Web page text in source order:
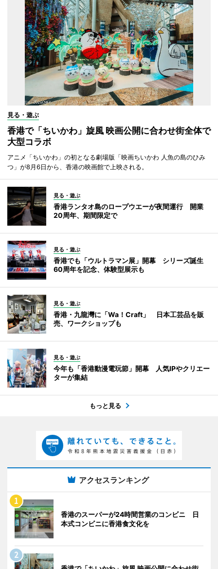
見る・遊ぶ
香港で「ちいかわ」旋風 映画公開に合わせ街全体で
大型コラボ
アニメ「ちいかわ」の初となる劇場版「映画ちいかわ 人魚の島のひみ
つ」が8月6日から、香港の映画館で上映される。
見る・遊ぶ
香港ランタオ島のロープウエーが夜間運行 開業
20周年、期間限定で
見る・遊ぶ
香港でも「ウルトラマン展」開幕 シリーズ誕生
60周年を記念、体験型展示も
見る・遊ぶ
香港・九龍灣に「Wa！Craft」 日本工芸品を販
売、ワークショップも
見る・遊ぶ
今年も「香港動漫電玩節」開幕 人気IPやクリエー
ターが集結
もっと見る
アクセスランキング
香港のスーパーが24時間営業のコンビニ 日
本式コンビニに香港食文化を